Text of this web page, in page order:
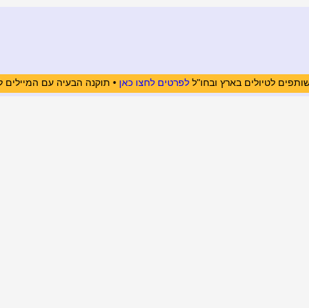
לטיולים בארץ ובחו"ללפרטים לחצו כאן • תוקנה הבעיה עם